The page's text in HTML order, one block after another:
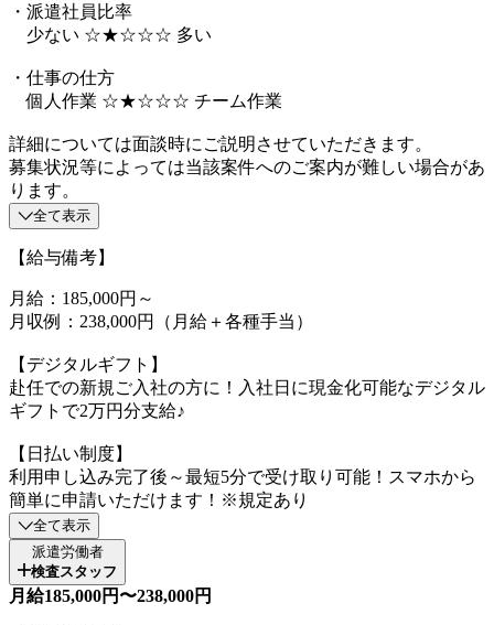
・派遣社員比率
少ない ☆★☆☆☆ 多い
・仕事の仕方
個人作業 ☆★☆☆☆ チーム作業
詳細については面談時にご説明させていただきます。
募集状況等によっては当該案件へのご案内が難しい場合があ
ります。
全て表示
【給与備考】
月給：185,000円～
月収例：238,000円（月給＋各種手当）
【デジタルギフト】
赴任での新規ご入社の方に！入社日に現金化可能なデジタル
ギフトで2万円分支給♪
【日払い制度】
利用申し込み完了後～最短5分で受け取り可能！スマホから
簡単に申請いただけます！※規定あり
全て表示
派遣労働者
検査スタッフ
月給185,000円〜238,000円